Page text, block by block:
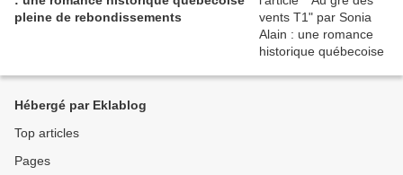
pleine de rebondissements
Hébergé par Eklablog
Top articles
Pages